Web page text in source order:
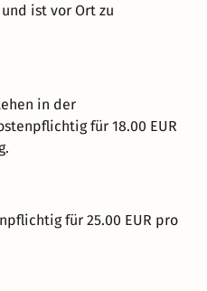
ist vor Ort zu
in der
für 18.00 EUR
für 25.00 EUR pro